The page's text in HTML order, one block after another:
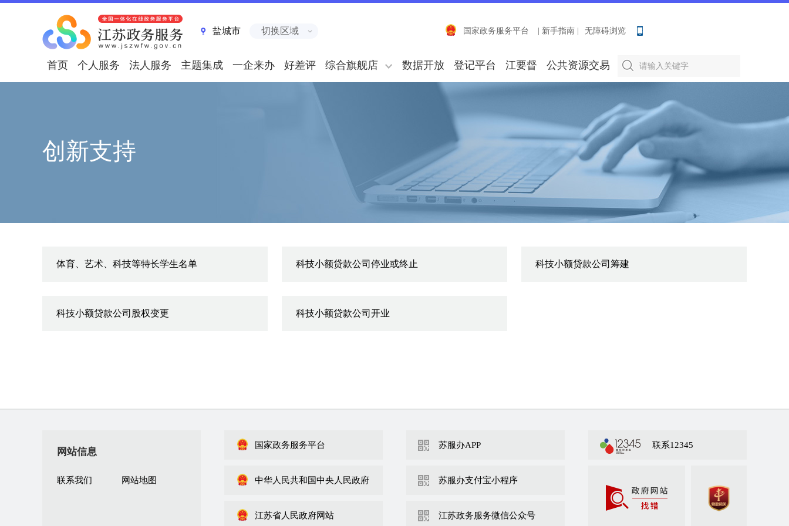
盐城市 切换区域 国家政务服务平台 | 新手指南 | 无障碍浏览
首页 个人服务 法人服务 主题集成 一企来办 好差评 综合旗舰店 数据开放 登记平台 江要督 公共资源交易
创新支持
体育、艺术、科技等特长学生名单 科技小额贷款公司停业或终止 科技小额贷款公司筹建
科技小额贷款公司股权变更 科技小额贷款公司开业
网站信息
联系我们 网站地图
国家政务服务平台
中华人民共和国中央人民政府
江苏省人民政府网站
苏服办APP
苏服办支付宝小程序
江苏政务服务微信公众号
联系12345